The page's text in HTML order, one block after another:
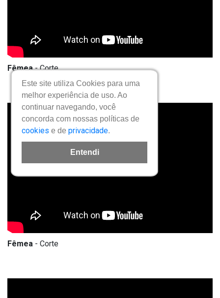
Fêmea- Corte
Fêmea - Corte
Este site utiliza Cookies para uma
melhor experiência de uso. Ao
continuar navegando, você
concorda com nossas políticas de
cookies e deprivacidade.
Entendi